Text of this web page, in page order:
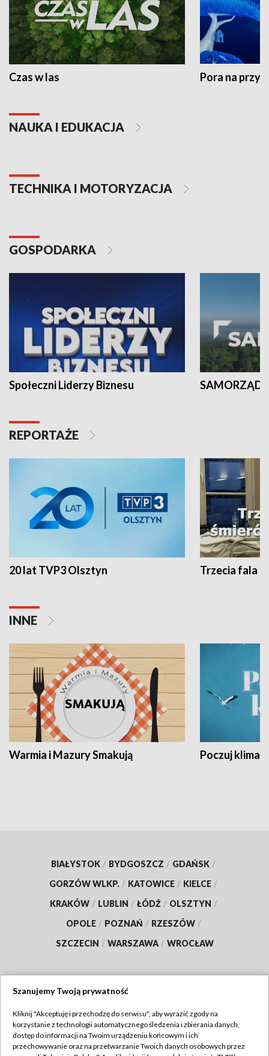
Czas w las Pora na
NAUKA I EDUKACJA
TECHNIKA I MOTORYZACJA
GOSPODARKA
Społeczni Liderzy Biznesu SAMORZĄD
REPORTAŻE
20 lat TVP3 Olsztyn Trzecia fala -
INNE
Warmia i Mazury Smakują Poczuj klimat
BIAŁYSTOK / BYDGOSZCZ / GDAŃSK /
GORZÓW WLKP. / KATOWICE / KIELCE /
KRAKÓW / LUBLIN / ŁÓDŹ / OLSZTYN /
OPOLE / POZNAŃ / RZESZÓW /
SZCZECIN / WARSZAWA / WROCŁAW
TVP
Abonament TVP
Regulamin TVP
Szanujemy Twoją prywatność
Kliknij "Akceptuję i przechodzę do serwisu", aby wyrazić zgody na
korzystanie z technologii automatycznego śledzenia i zbierania danych,
dostęp do informacji na Twoim urządzeniu końcowym i ich
przechowywanie oraz na przetwarzanie Twoich danych osobowych przez